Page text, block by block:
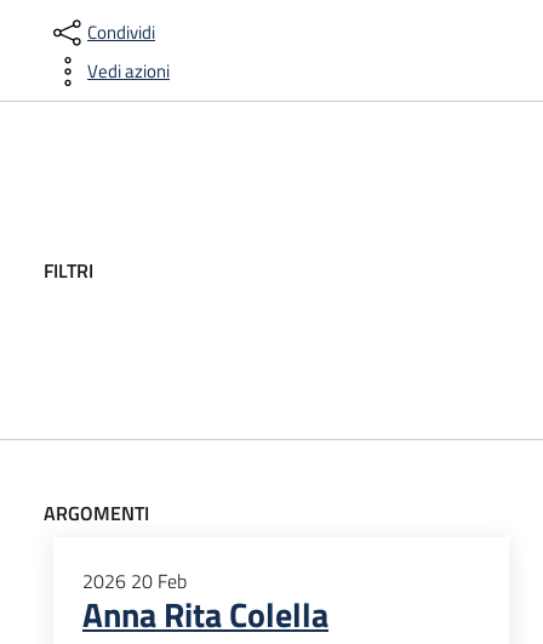
Condividi
Vedi azioni
FILTRI
ARGOMENTI
2026 20 Feb
Anna Rita Colella